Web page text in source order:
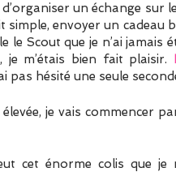
d’organiser un échange
simple, envoyer un cadeau
le Scout que je n’ai
je m’étais bien fait plaisir.
pas hésité une seule
je vais commencer
cet énorme colis que